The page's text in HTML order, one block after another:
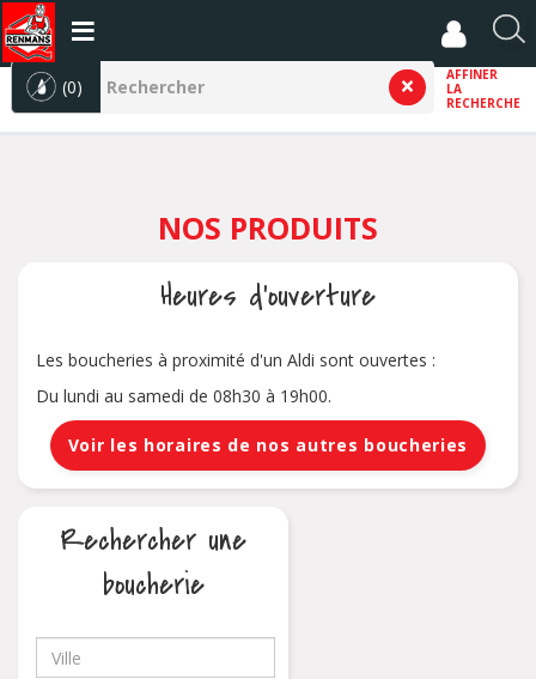
Aller
au
contenu
principal
R
e
c
(0)
AFFINER
LA
RECHERCHE
NOS PRODUITS
Heures d'ouverture
Les boucheries à proximité d'un Aldi sont ouvertes :
Du lundi au samedi de 08h30 à 19h00.
Voir les horaires de nos autres boucheries
Rechercher une
boucherie